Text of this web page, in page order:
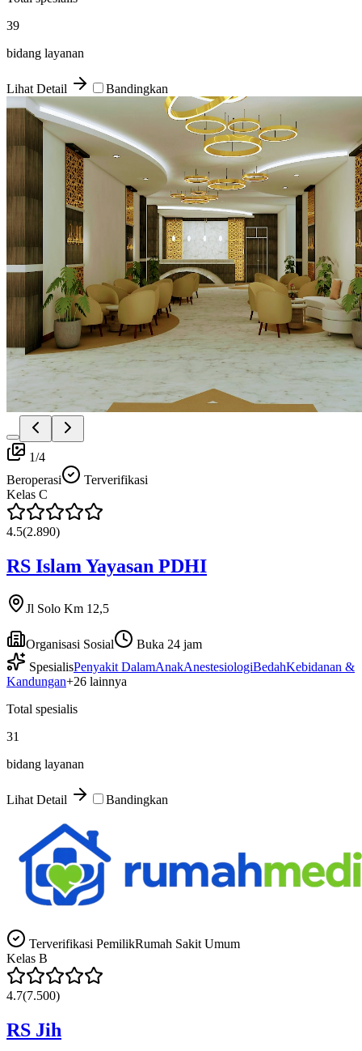
39
bidang layanan
Lihat Detail Bandingkan
1/4
Beroperasi
Terverifikasi
Kelas C
4.5(2.890)
RS Islam Yayasan PDHI
Jl Solo Km 12,5
Organisasi Sosial
Buka 24 jam
SpesialisPenyakit DalamAnakAnestesiologiBedahKebidanan &
Kandungan+26 lainnya
Total spesialis
31
bidang layanan
Lihat Detail Bandingkan
Terverifikasi PemilikRumah Sakit Umum
Kelas B
4.7(7.500)
RS Jih